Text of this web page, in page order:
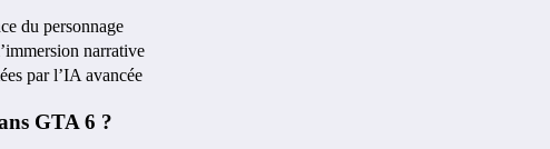
du personnage
narrative
par l’IA avancée
GTA 6 ?